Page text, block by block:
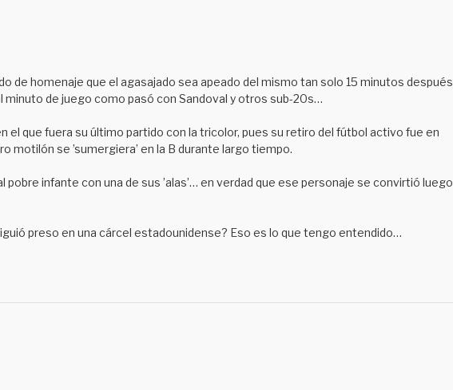
de homenaje que el agasajado sea apeado del mismo tan solo 15 minutos después
minuto de juego como pasó con Sandoval y otros sub-20s…
el que fuera su último partido con la tricolor, pues su retiro del fútbol activo fue en
motilón se ’sumergiera’ en la B durante largo tiempo.
infante con una de sus ’alas’… en verdad que ese personaje se convirtió luego
preso en una cárcel estadounidense? Eso es lo que tengo entendido…
¿Sería jodiendo?